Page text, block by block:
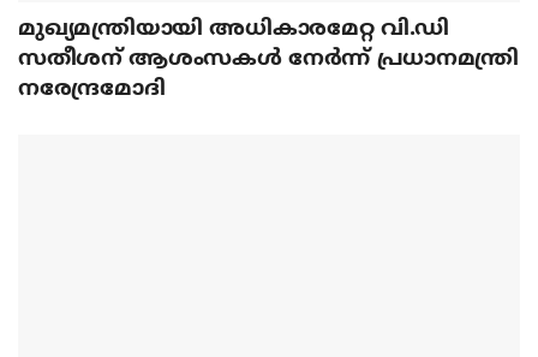
മുഖ്യമന്ത്രിയായി അധികാരമേറ്റ വി.ഡി
സതീശന് ആശംസകള്‍ നേര്‍ന്ന് പ്രധാനമന്ത്രി
നരേന്ദ്രമോദി